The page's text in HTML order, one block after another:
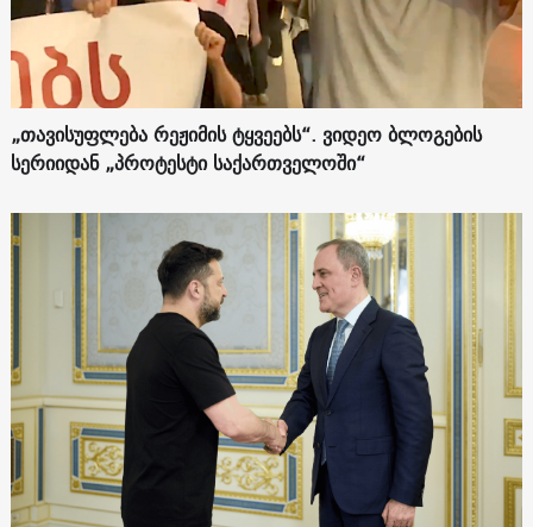
„თავისუფლება რეჟიმის ტყვეებს“. ვიდეო ბლოგების
სერიიდან „პროტესტი საქართველოში“